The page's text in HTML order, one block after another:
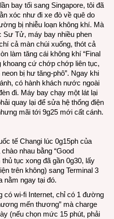
bay tối sang Singapore, tôi đã
xóc như đi xe đò về quê do
bị nhiễu loạn không khí. Mà
Sư Tử, máy bay nhiều phen
cả màn chúi xuống, thót cả
làm tăng cái không khí “Final
khoang cứ chớp chớp liên tục,
bị hư tăng-phô”. Ngay khi
có hành khách nước ngoài
đi. Máy bay chạy một lát lại
quay lại để sửa hệ thống điện
mãi tới 9g25 mới cất cánh.
tế Changi lúc 0g15ph của
nhau bằng “Good
tục xong đã gần 0g30, lấy
trên không) sang Terminal 3
nằm ngay tại đó.
có wi-fi Internet, chỉ có 1 đường
mến thương” mà charge
(nếu chọn mức 15 phút, phải